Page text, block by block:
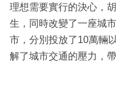
理想需要實行的決心，
生，同時改變了一座城
市，分別投放了10萬輛
解了城市交通的壓力，